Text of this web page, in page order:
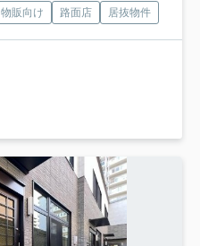
物販向け 路面店 居抜物件